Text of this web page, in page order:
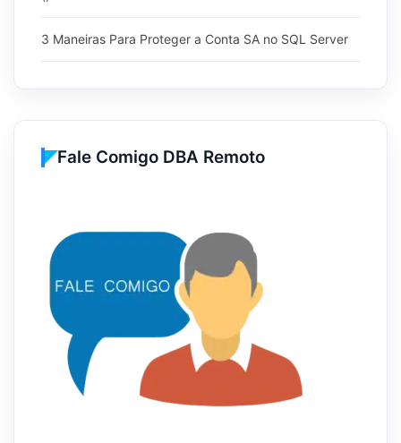
3 Maneiras Para Proteger a Conta SA no SQL Server
Fale Comigo DBA Remoto